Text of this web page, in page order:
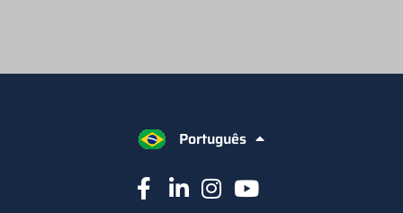
Português
English
Español